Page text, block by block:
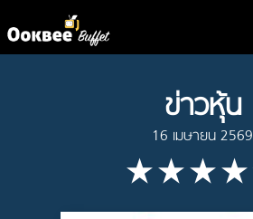
ข่าวหุ้น
16 เมษายน 2569